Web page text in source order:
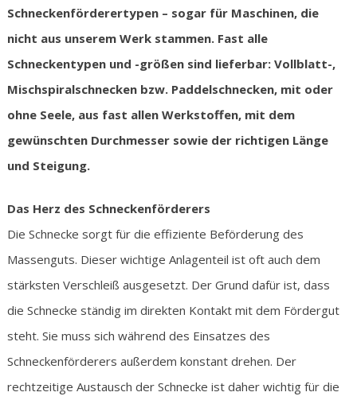
Schneckenförderertypen – sogar für Maschinen, die
nicht aus unserem Werk stammen. Fast alle
Schneckentypen und -größen sind lieferbar: Vollblatt-,
Mischspiralschnecken bzw. Paddelschnecken, mit oder
ohne Seele, aus fast allen Werkstoffen, mit dem
gewünschten Durchmesser sowie der richtigen Länge
und Steigung.
Das Herz des Schneckenförderers
Die Schnecke sorgt für die effiziente Beförderung des
Massenguts. Dieser wichtige Anlagenteil ist oft auch dem
stärksten Verschleiß ausgesetzt. Der Grund dafür ist, dass
die Schnecke ständig im direkten Kontakt mit dem Fördergut
steht. Sie muss sich während des Einsatzes des
Schneckenförderers außerdem konstant drehen. Der
rechtzeitige Austausch der Schnecke ist daher wichtig für die